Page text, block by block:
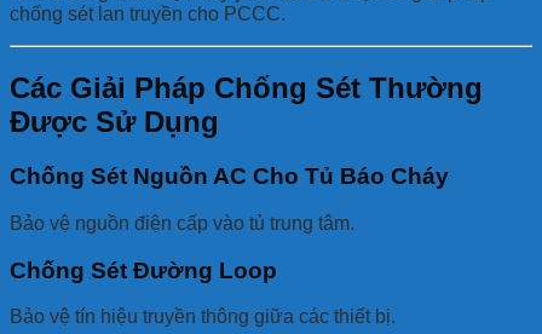
chống sét lan truyền cho PCCC.
Các Giải Pháp Chống Sét Thường
Được Sử Dụng
Chống Sét Nguồn AC Cho Tủ Báo Cháy
Bảo vệ nguồn điện cấp vào tủ trung tâm.
Chống Sét Đường Loop
Bảo vệ tín hiệu truyền thông giữa các thiết bị.